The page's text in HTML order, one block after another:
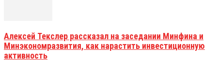
Алексей Текслер рассказал на заседании Минфина и
Минэкономразвития, как нарастить инвестиционную
активность